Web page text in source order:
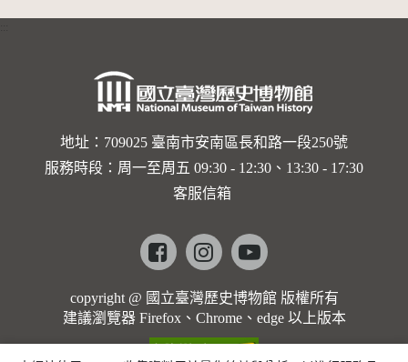
地址：709025 臺南市安南區長和路一段250號
服務時段：周一至周五 09:30 - 12:30、13:30 - 17:30
客服信箱
Facebookinstagramyoutube
copyright @ 國立臺灣歷史博物館 版權所有
建議瀏覽器 Firefox、Chrome、edge 以上版本